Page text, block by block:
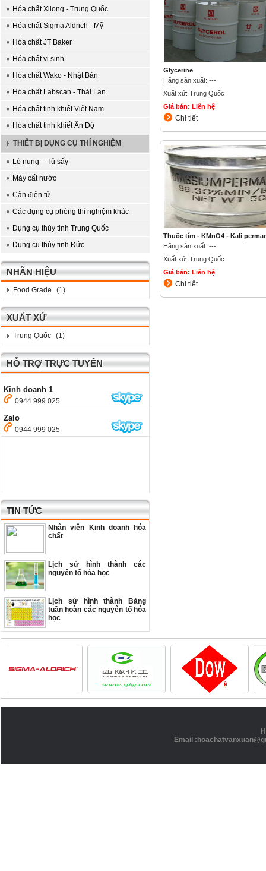
Hóa chất Xilong - Trung Quốc
Hóa chất Sigma Aldrich - Mỹ
Hóa chất JT Baker
Hóa chất vi sinh
Hóa chất Wako - Nhật Bản
Hóa chất Labscan - Thái Lan
Hóa chất tinh khiết Việt Nam
Hóa chất tinh khiết Ấn Độ
THIẾT BỊ DỤNG CỤ THÍ NGHIỆM
Lò nung – Tủ sấy
Máy cất nước
Cân điện tử
Các dụng cụ phòng thí nghiệm khác
Dụng cụ thủy tinh Trung Quốc
Dụng cụ thủy tinh Đức
NHÃN HIỆU
Food Grade (1)
XUẤT XỨ
Trung Quốc (1)
HỖ TRỢ TRỰC TUYẾN
Kinh doanh 1
0944 999 025
Zalo
0944 999 025
TIN TỨC
Nhân viên Kinh doanh hóa
chất
Lịch sử hình thành các
nguyên tố hóa học
Lịch sử hình thành Bảng
tuần hoàn các nguyên tố hóa
học
Glycerine
Hãng sản xuất: ---
Xuất xứ: Trung Quốc
Giá bán: Liên hệ
Chi tiết
Thuốc tím - KMnO4 - Kali
Hãng sản xuất: ---
Xuất xứ: Trung Quốc
Giá bán: Liên hệ
Chi tiết
Email